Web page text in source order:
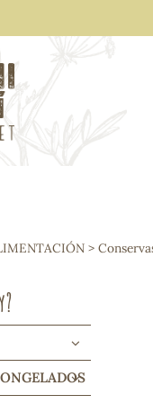
snacks
hinchados y
salsas
>